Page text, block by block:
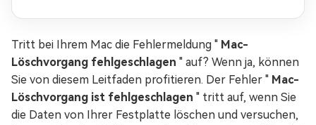
Tritt bei Ihrem Mac die Fehlermeldung " Mac-
Löschvorgang fehlgeschlagen " auf? Wenn ja, können
Sie von diesem Leitfaden profitieren. Der Fehler " Mac-
Löschvorgang ist fehlgeschlagen " tritt auf, wenn Sie
die Daten von Ihrer Festplatte löschen und versuchen,